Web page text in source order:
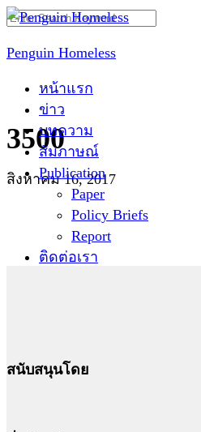
Skip
content
Penguin Homeless
หน้าแรก
ข่าว
บทความ
สัมภาษณ์
Publication
Paper
Policy Briefs
Report
ติดต่อเรา
Search
3500
สิงหาคม 16, 2017
สนับสนุนโดย